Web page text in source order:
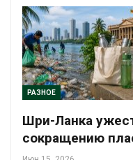
РАЗНОЕ
Шри-Ланка
сокращению